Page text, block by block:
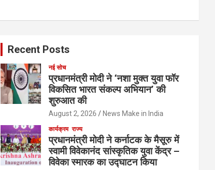
Recent Posts
नई सोच
प्रधानमंत्री मोदी ने ‘नशा मुक्त युवा फॉर
विकसित भारत संकल्प अभियान’ की
शुरुआत की
August 2, 2026 News Make in India
कार्यक्रम राज्य
प्रधानमंत्री मोदी ने कर्नाटक के मैसूरु में
स्वामी विवेकानंद सांस्कृतिक युवा केंद्र –
विवेका स्मारक का उद्घाटन किया